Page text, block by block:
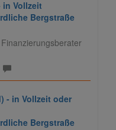
in Vollzeit
Bergstraße
- in Vollzeit oder
Bergstraße